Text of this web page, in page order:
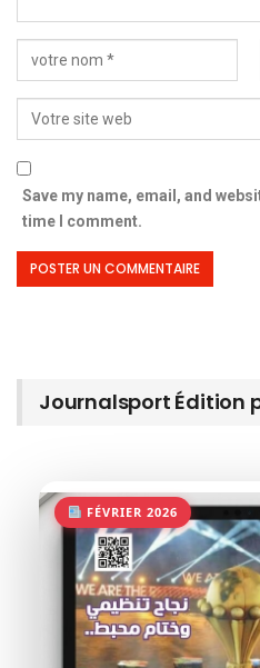
Save my name, email, and
time I comment.
Journalsport Édition
FÉVRIER 2026